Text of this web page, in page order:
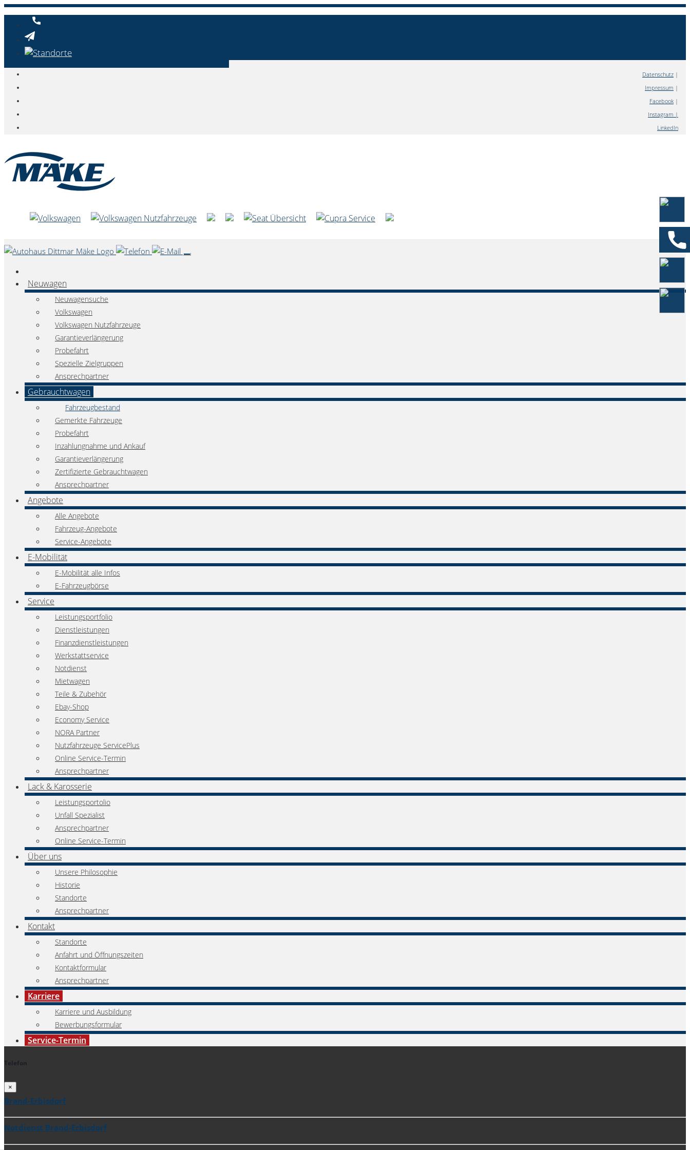
Datenschutz |
Impressum |
Facebook |
Instagram |
LinkedIn
Neuwagen
Neuwagensuche
Volkswagen
Volkswagen Nutzfahrzeuge
Garantieverlängerung
Probefahrt
Spezielle Zielgruppen
Ansprechpartner
Gebrauchtwagen
Fahrzeugbestand
Gemerkte Fahrzeuge
Probefahrt
Inzahlungnahme und Ankauf
Garantieverlängerung
Zertifizierte Gebrauchtwagen
Ansprechpartner
Angebote
Alle Angebote
Fahrzeug-Angebote
Service-Angebote
E-Mobilität
E-Mobilität alle Infos
E-Fahrzeugbörse
Service
Leistungsportfolio
Dienstleistungen
Finanzdienstleistungen
Werkstattservice
Notdienst
Mietwagen
Teile & Zubehör
Ebay-Shop
Economy Service
NORA Partner
Nutzfahrzeuge ServicePlus
Online Service-Termin
Ansprechpartner
Lack & Karosserie
Leistungsportolio
Unfall Spezialist
Ansprechpartner
Online Service-Termin
Über uns
Unsere Philosophie
Historie
Standorte
Ansprechpartner
Kontakt
Standorte
Anfahrt und Öffnungszeiten
Kontaktformular
Ansprechpartner
Karriere
Karriere und Ausbildung
Bewerbungsformular
Service-Termin
Telefon
×
Brand-Erbisdorf
Notdienst Brand-Erbisdorf